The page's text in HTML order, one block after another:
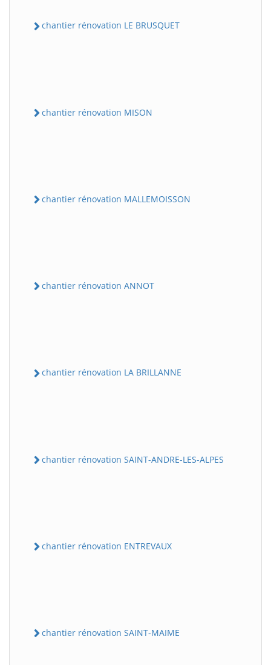
chantier rénovation LE BRUSQUET
chantier rénovation MISON
chantier rénovation MALLEMOISSON
chantier rénovation ANNOT
chantier rénovation LA BRILLANNE
chantier rénovation SAINT-ANDRE-LES-ALPES
chantier rénovation ENTREVAUX
chantier rénovation SAINT-MAIME